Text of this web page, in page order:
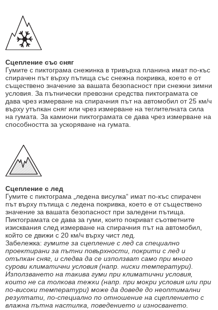
Сцепление със сняг
Гумите с пиктограма снежинка в тривърха планина имат по-къс
спирачен път върху пътища със снежна покривка, което е от
съществено значение за вашата безопасност при снежни зимни
условия. За пътнически превозни средства пиктограмата се
дава чрез измерване на спирачния път на автомобил от 25 км/ч
върху утъпкан сняг или чрез измерване на теглителната сила
на гумата. За камиони пиктограмата се дава чрез измерване на
способността за ускоряване на гумата.
Сцепление с лед
Гумите с пиктограма „ледена висулка“ имат по-къс спирачен
път върху пътища с ледена покривка, което е от съществено
значение за вашата безопасност при заледени пътища.
Пиктограмата се дава за гуми, които покриват съответните
изисквания след измерване на спирачния път на автомобил,
който се движи с 20 км/ч върху чист лед.
Забележка:гумите за сцепление с лед са специално
проектирани за пътни повърхности, покрити с лед и
отъпкан сняг, и следва да се използват само при много
сурови климатични условия (напр. ниски температури).
Използването на такива гуми при климатични условия,
които не са толкова тежки (напр. при мокри условия или при
по-високи температури) може да доведе до неоптимални
резултати, по-специално по отношение на сцеплението с
влажна пътна настилка, поведението и износването.